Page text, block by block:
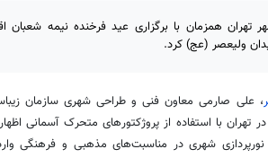
تهران همزمان با برگزاری عید فرخنده نیمه
ولیعصر (عج) کرد.
، علی صارمی معاون فنی و طراحی شهری سازمان
تهران با استفاده از پروژکتورهای متحرک آسمانی
نورپردازی شهری در مناسبت‌های مذهبی و فرهنگی